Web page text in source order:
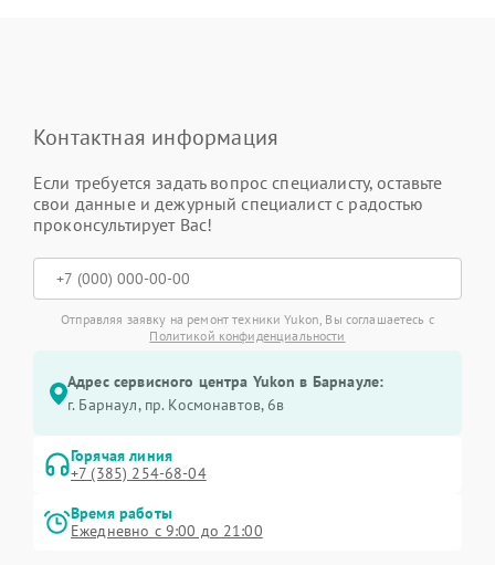
Контактная информация
Если требуется задать вопрос специалисту, оставьте
свои данные и дежурный специалист с радостью
проконсультирует Вас!
Отправляя заявку на ремонт техники Yukon, Вы соглашаетесь с
Политикой конфиденциальности
Адрес сервисного центра Yukon в Барнауле:
г. Барнаул, ​пр. Космонавтов, 6в
Горячая линия
+7 (385) 254-68-04
Время работы
Ежедневно с 9:00 до 21:00